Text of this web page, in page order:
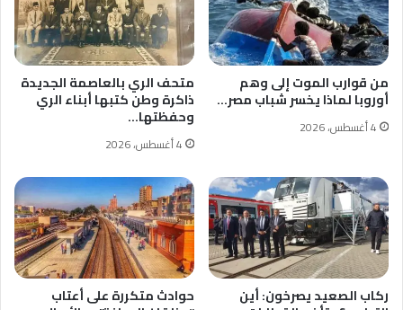
من قوارب الموت إلى وهم
أوروبا لماذا يخسر شباب مصر…
4 أغسطس، 2026
متحف الري بالعاصمة الجديدة
ذاكرة وطن كتبها أبناء الري
وحفظتها…
4 أغسطس، 2026
ركاب الصعيد يصرخون: أين حوادث متكررة على أعتاب